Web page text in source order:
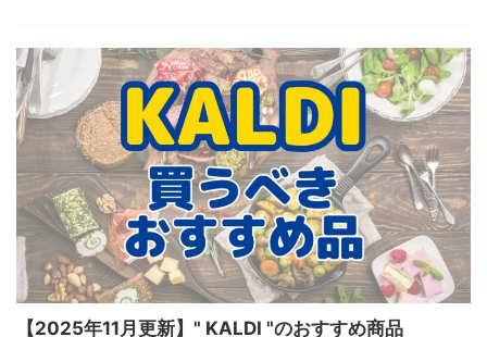
【2025年11月更新】" KALDI "のおすすめ商品